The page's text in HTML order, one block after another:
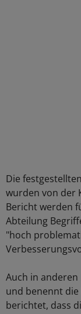
Die
wurden von der
Bericht werden
Abteilung
"hoch
Auch in
und benennt die
berichtet, dass